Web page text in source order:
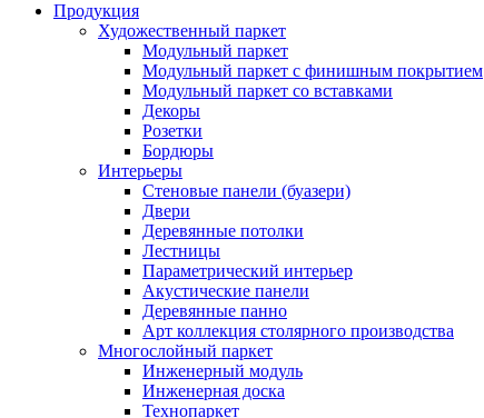
Продукция
Художественный паркет
Модульный паркет
Модульный паркет с финишным покрытием
Модульный паркет со вставками
Декоры
Розетки
Бордюры
Интерьеры
Стеновые панели (буазери)
Двери
Деревянные потолки
Лестницы
Параметрический интерьер
Акустические панели
Деревянные панно
Арт коллекция столярного производства
Многослойный паркет
Инженерный модуль
Инженерная доска
Технопаркет